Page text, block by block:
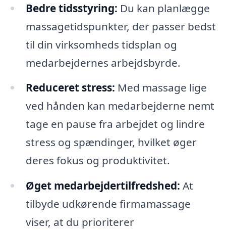
Bedre tidsstyring: Du kan planlægge
massagetidspunkter, der passer bedst
til din virksomheds tidsplan og
medarbejdernes arbejdsbyrde.
Reduceret stress: Med massage lige
ved hånden kan medarbejderne nemt
tage en pause fra arbejdet og lindre
stress og spændinger, hvilket øger
deres fokus og produktivitet.
Øget medarbejdertilfredshed: At
tilbyde udkørende firmamassage
viser, at du prioriterer